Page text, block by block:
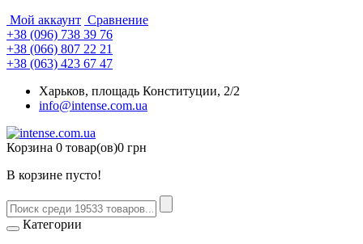
Мой аккаунт Сравнение
+38 (096) 738 39 76
+38 (066) 807 22 21
+38 (063) 423 67 47
Харьков, площадь Конституции, 2/2
info@intense.com.ua
Корзина 0 товар(ов)0 грн
В корзине пусто!
Категории